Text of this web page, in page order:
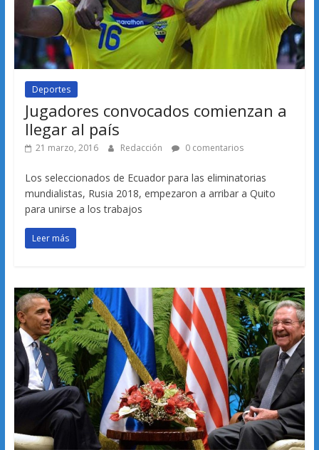
Deportes
Jugadores convocados comienzan a
llegar al país
21 marzo, 2016 Redacción 0 comentarios
Los seleccionados de Ecuador para las eliminatorias
mundialistas, Rusia 2018, empezaron a arribar a Quito
para unirse a los trabajos
Leer más